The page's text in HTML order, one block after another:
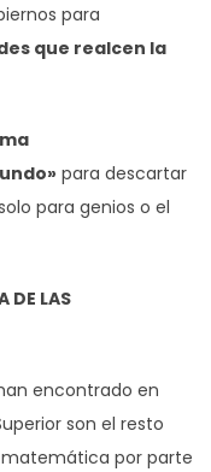
para
que realcen la
para descartar
para genios o el
DE LAS
encontrado en
son el resto
por parte